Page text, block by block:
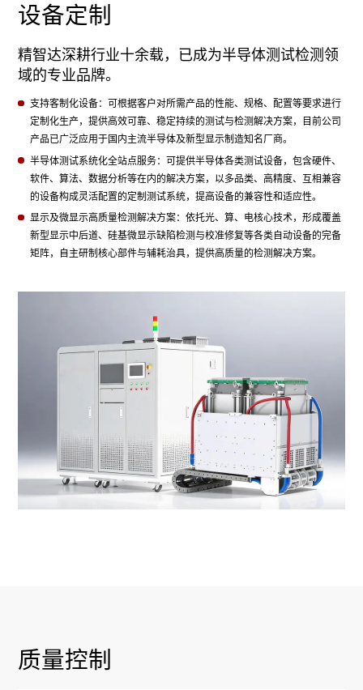
设备定制
精智达深耕行业十余载，已成为半导体测试检测领
域的专业品牌。
支持客制化设备：可根据客户对所需产品的性能、规格、配置等要求进行
定制化生产，提供高效可靠、稳定持续的测试与检测解决方案，目前公司
产品已广泛应用于国内主流半导体及新型显示制造知名厂商。
半导体测试系统化全站点服务：可提供半导体各类测试设备，包含硬件、
软件、算法、数据分析等在内的解决方案，以多品类、高精度、互相兼容
的设备构成灵活配置的定制测试系统，提高设备的兼容性和适应性。
显示及微显示高质量检测解决方案：依托光、算、电核心技术，形成覆盖
新型显示中后道、硅基微显示缺陷检测与校准修复等各类自动设备的完备
矩阵，自主研制核心部件与辅耗治具，提供高质量的检测解决方案。
质量控制